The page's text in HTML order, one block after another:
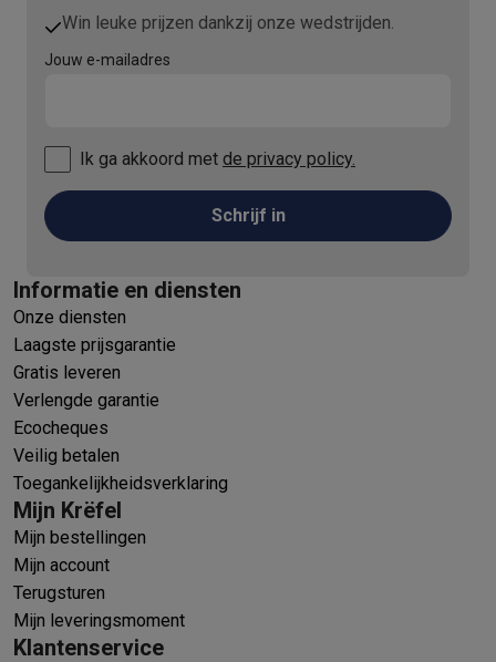
Win leuke prijzen dankzij onze wedstrijden.
Jouw e-mailadres
Ik ga akkoord met de privacy policy.
Schrijf in
Informatie en diensten
Onze diensten
Laagste prijsgarantie
Gratis leveren
Verlengde garantie
Ecocheques
Veilig betalen
Toegankelijkheidsverklaring
Mijn Krëfel
Mijn bestellingen
Mijn account
Terugsturen
Mijn leveringsmoment
Klantenservice